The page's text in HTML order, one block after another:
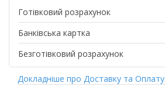
Готівковий розрахунок
Банківська картка
Безготівковий розрахунок
Докладніше про Доставку та Оплату